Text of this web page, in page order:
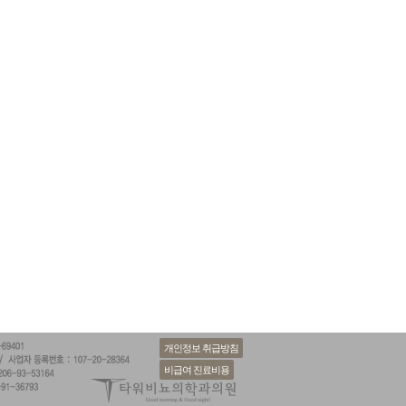
개인정보 취급방침
비급여 진료비용